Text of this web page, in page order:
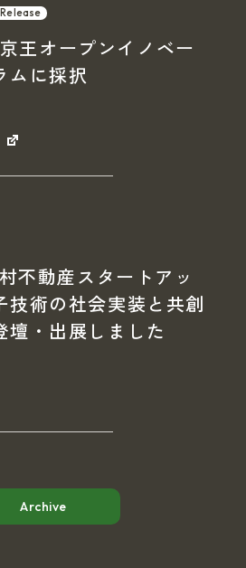
王オープンイノベー
ムに採択
不動産スタートアッ
技術の社会実装と共創
壇・出展しました
Archive